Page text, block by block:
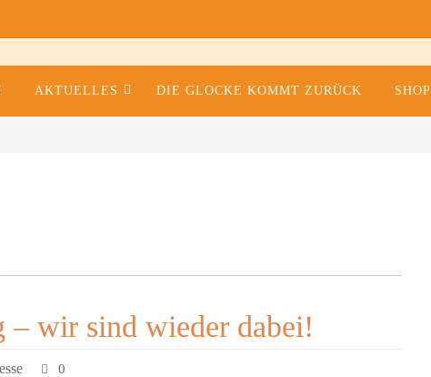
Wegen in die Prignitz
AKTUELLES DIE GLOCKE KOMMT ZURÜCK SHOP
– wir sind wieder dabei!
0